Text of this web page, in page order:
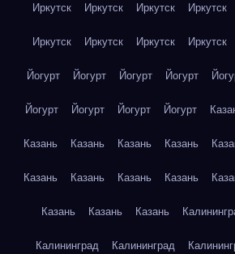
Иркутск Иркутск Иркутск Иркутск
Иркутск Иркутск Иркутск Иркутск
Йогурт Йогурт Йогурт Йогурт
Йогурт Йогурт Йогурт Йогурт
Казань Казань Казань Казань
Казань Казань Казань Казань
Казань Казань Казань
Калининград Калининград